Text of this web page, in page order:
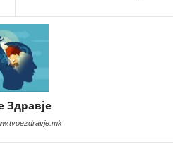
Здравје